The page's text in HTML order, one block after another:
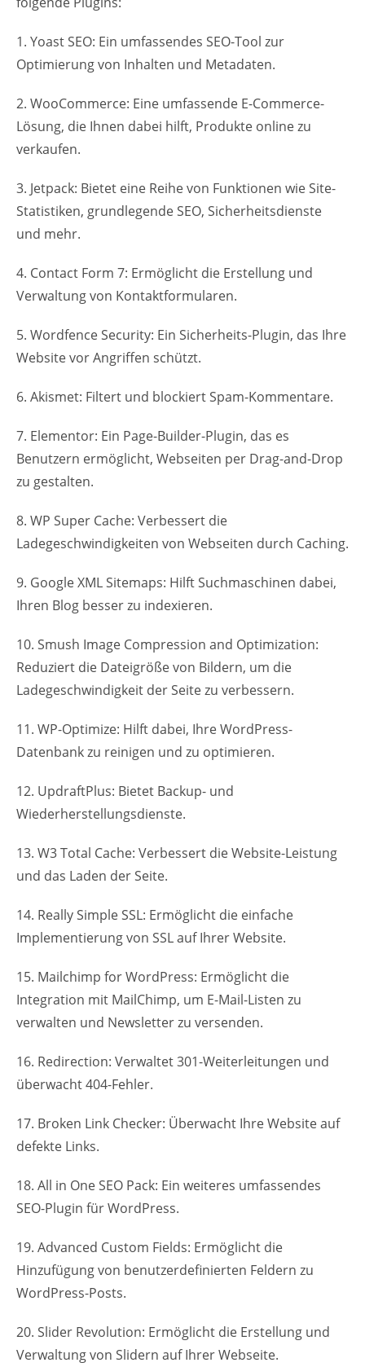
1. Yoast SEO: Ein umfassendes SEO-Tool zur
Optimierung von Inhalten und Metadaten.
2. WooCommerce: Eine umfassende E-Commerce-
Lösung, die Ihnen dabei hilft, Produkte online zu
verkaufen.
3. Jetpack: Bietet eine Reihe von Funktionen wie Site-
Statistiken, grundlegende SEO, Sicherheitsdienste
und mehr.
4. Contact Form 7: Ermöglicht die Erstellung und
Verwaltung von Kontaktformularen.
5. Wordfence Security: Ein Sicherheits-Plugin, das Ihre
Website vor Angriffen schützt.
6. Akismet: Filtert und blockiert Spam-Kommentare.
7. Elementor: Ein Page-Builder-Plugin, das es
Benutzern ermöglicht, Webseiten per Drag-and-Drop
zu gestalten.
8. WP Super Cache: Verbessert die
Ladegeschwindigkeiten von Webseiten durch Caching.
9. Google XML Sitemaps: Hilft Suchmaschinen dabei,
Ihren Blog besser zu indexieren.
10. Smush Image Compression and Optimization:
Reduziert die Dateigröße von Bildern, um die
Ladegeschwindigkeit der Seite zu verbessern.
11. WP-Optimize: Hilft dabei, Ihre WordPress-
Datenbank zu reinigen und zu optimieren.
12. UpdraftPlus: Bietet Backup- und
Wiederherstellungsdienste.
13. W3 Total Cache: Verbessert die Website-Leistung
und das Laden der Seite.
14. Really Simple SSL: Ermöglicht die einfache
Implementierung von SSL auf Ihrer Website.
15. Mailchimp for WordPress: Ermöglicht die
Integration mit MailChimp, um E-Mail-Listen zu
verwalten und Newsletter zu versenden.
16. Redirection: Verwaltet 301-Weiterleitungen und
überwacht 404-Fehler.
17. Broken Link Checker: Überwacht Ihre Website auf
defekte Links.
18. All in One SEO Pack: Ein weiteres umfassendes
SEO-Plugin für WordPress.
19. Advanced Custom Fields: Ermöglicht die
Hinzufügung von benutzerdefinierten Feldern zu
WordPress-Posts.
20. Slider Revolution: Ermöglicht die Erstellung und
Verwaltung von Slidern auf Ihrer Webseite.